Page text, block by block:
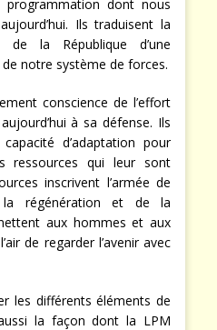
programmation dont nous
Ils traduisent la
la République d’une
notre système de forces.
conscience de l’effort
à sa défense. Ils
d’adaptation pour
ressources qui leur sont
inscrivent l’armée de
régénération et de la
aux hommes et aux
de regarder l’avenir avec
les différents éléments de
la façon dont la LPM